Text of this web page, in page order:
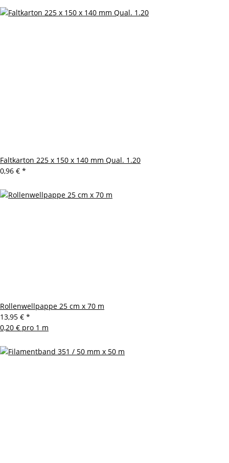
Faltkarton 225 x 150 x 140 mm Qual. 1.20
0,96 € *
Rollenwellpappe 25 cm x 70 m
13,95 € *
0,20 € pro 1 m